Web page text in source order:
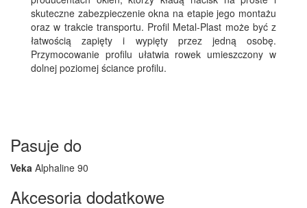
skuteczne zabezpieczenie okna na etapie jego montażu
oraz w trakcie transportu. Profil Metal-Plast może być z
łatwością zapięty i wypięty przez jedną osobę.
Przymocowanie profilu ułatwia rowek umieszczony w
dolnej poziomej ściance profilu.
Pasuje do
Veka Alphaline 90
Akcesoria dodatkowe